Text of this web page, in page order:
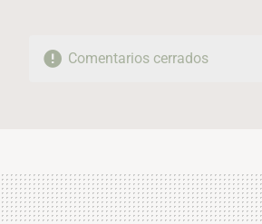
Comentarios cerrados